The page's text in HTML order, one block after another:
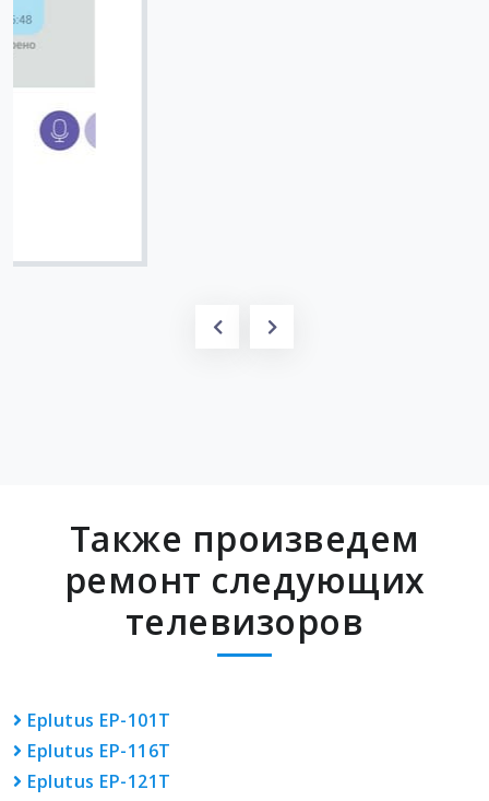
Также произведем
ремонт следующих
телевизоров
Eplutus EP-101T
Eplutus EP-116T
Eplutus EP-121Т